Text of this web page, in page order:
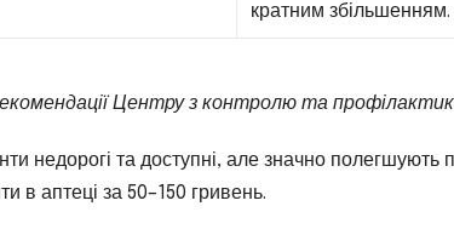
кратним збільшенням.
Центру з контролю та
недорогі та доступні, але значно
в аптеці за 50–150 гривень.